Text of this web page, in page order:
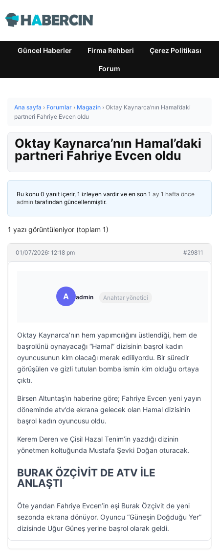
Güncel Haberler Firma Rehberi Çerez Politikası
Forum
Ana sayfa › Forumlar › Magazin › Oktay Kaynarca’nın Hamal’daki
partneri Fahriye Evcen oldu
Oktay Kaynarca’nın Hamal’daki
partneri Fahriye Evcen oldu
Bu konu 0 yanıt içerir, 1 izleyen vardır ve en son 1 ay 1 hafta önce
admin tarafından güncellenmiştir.
1 yazı görüntüleniyor (toplam 1)
01/07/2026: 12:18 pm #29811
A admin Anahtar yönetici
Oktay Kaynarca’nın hem yapımcılığını üstlendiği, hem de
başrolünü oynayacağı “Hamal” dizisinin başrol kadın
oyuncusunun kim olacağı merak ediliyordu. Bir süredir
görüşülen ve gizli tutulan bomba ismin kim olduğu ortaya
çıktı.
Birsen Altuntaş’ın haberine göre; Fahriye Evcen yeni yayın
döneminde atv’de ekrana gelecek olan Hamal dizisinin
başrol kadın oyuncusu oldu.
Kerem Deren ve Çisil Hazal Tenim’in yazdığı dizinin
yönetmen koltuğunda Mustafa Şevki Doğan oturacak.
BURAK ÖZÇİVİT DE ATV İLE
ANLAŞTI
Öte yandan Fahriye Evcen’in eşi Burak Özçivit de yeni
sezonda ekrana dönüyor. Oyuncu “Güneşin Doğduğu Yer”
dizisinde Uğur Güneş yerine başrol olarak geldi.